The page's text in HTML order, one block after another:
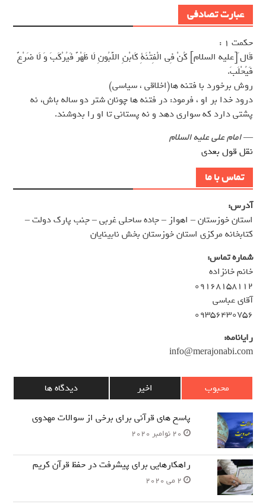
عبارت تصادفی
حکمت 1 :
قَال َ[عليه السلام] كُنْ فِى الْفِتْنَةِ كَابْنِ اللَّبُونِ لَا ظَهْرٌ فَيُرْكَبَ وَ لَا ضَرْعٌ
فَيُحْلَبَ.
روش برخورد با فتنه ها(اخلاقى ، سياسى)
درود خدا بر او ، فرمود: در فتنه ها چونان شتر دو ساله باش، نه
پشتى دارد كه سوارى دهد و نه پستانى تا او را بدوشند.
—امام علی علیه السلام
نقل قول بعدی
تماس با ما
آدرس:
استان خوزستان – اهواز – جاده ساحلی غربی – جنب پارک دولت –
کتابخانه مرکزی استان خوزستان بخش نابینایان
شماره تماس:
خانم خانزاده
۰۹۱۶۸۱۵۸۱۱۲
آقای عباسی
۰۹۳۵۶۴۳۰۷۵۶
رایانامه:
info@merajonabi.com
محبوب اخیر دیدگاه ها
پاسخ های قرآنی برای برخی از سوالات مهدوی
20 نوامبر 2020
راهکارهایی برای پیشرفت در حفظ قرآن کریم
2 می 2020